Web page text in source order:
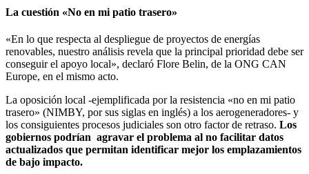
La cuestión «No en mi patio trasero»
«En lo que respecta al despliegue de proyectos de energías
renovables, nuestro análisis revela que la principal prioridad debe ser
conseguir el apoyo local», declaró Flore Belin, de la ONG CAN
Europe, en el mismo acto.
La oposición local -ejemplificada por la resistencia «no en mi patio
trasero» (NIMBY, por sus siglas en inglés) a los aerogeneradores- y
los consiguientes procesos judiciales son otro factor de retraso. Los
gobiernos podrían agravar el problema al no facilitar datos
actualizados que permitan identificar mejor los emplazamientos
de bajo impacto.